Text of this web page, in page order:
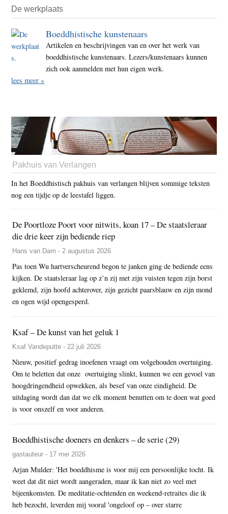
De werkplaats
Boeddhistische kunstenaars
Artikelen en beschrijvingen van en over het werk van
boeddhistische kunstenaars. Lezers/kunstenaars kunnen
zich ook aanmelden met hun eigen werk.
lees meer »
Pakhuis van Verlangen
In het Boeddhistisch pakhuis van verlangen blijven sommige teksten
nog een tijdje op de leestafel liggen.
De Poortloze Poort voor nitwits, koan 17 – De staatsleraar
die drie keer zijn bediende riep
Hans van Dam - 2 augustus 2026
Pas toen Wu hartverscheurend begon te janken ging de bediende eens
kijken. De staatsleraar lag op z’n zij met zijn vuisten tegen zijn borst
geklemd, zijn hoofd achterover, zijn gezicht paarsblauw en zijn mond
en ogen wijd opengesperd.
Ksaf – De kunst van het geluk 1
Ksaf Vandeputte - 22 juli 2026
Nieuw, positief gedrag inoefenen vraagt om volgehouden overtuiging.
Om te beletten dat onze overtuiging slinkt, kunnen we een gevoel van
hoogdringendheid opwekken, als besef van onze eindigheid. De
uitdaging wordt dan dat we elk moment benutten om te doen wat goed
is voor onszelf en voor anderen.
Boeddhistische doeners en denkers – de serie (29)
gastauteur - 17 mei 2026
Arjan Mulder: 'Het boeddhisme is voor mij een persoonlijke tocht. Ik
weet dat dit niet wordt aangeraden, maar ik kan niet zo veel met
bijeenkomsten. De meditatie-ochtenden en weekend-retraites die ik
heb bezocht, leverden mij vooral 'ongeloof op – over starre